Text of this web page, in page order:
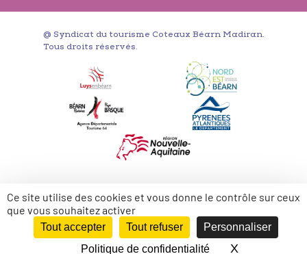
Ce site utilise des cookies et vous donne le contrôle sur ceux
que vous souhaitez activer
Tout accepter Tout refuser
Personnaliser
Politique de confidentialité
XMasquer le
@ Syndicat du tourisme Coteaux Béarn Madiran.
Tous droits réservés.